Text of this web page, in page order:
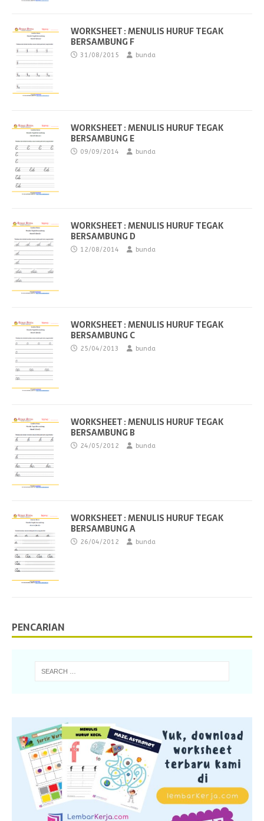
WORKSHEET : MENULIS HURUF TEGAK
BERSAMBUNG F
31/08/2015 bunda
WORKSHEET : MENULIS HURUF TEGAK
BERSAMBUNG E
09/09/2014 bunda
WORKSHEET : MENULIS HURUF TEGAK
BERSAMBUNG D
12/08/2014 bunda
WORKSHEET : MENULIS HURUF TEGAK
BERSAMBUNG C
25/04/2013 bunda
WORKSHEET : MENULIS HURUF TEGAK
BERSAMBUNG B
24/05/2012 bunda
WORKSHEET : MENULIS HURUF TEGAK
BERSAMBUNG A
26/04/2012 bunda
PENCARIAN